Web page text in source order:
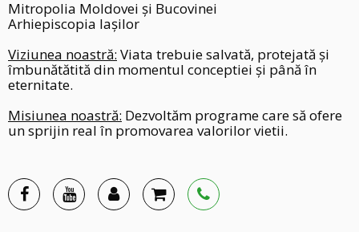
Mitropolia Moldovei și Bucovinei
Arhiepiscopia Iașilor
Viziunea noastră: Viata trebuie salvată, protejată și
îmbunătătită din momentul conceptiei și până în
eternitate.
Misiunea noastră: Dezvoltăm programe care să ofere
un sprijin real în promovarea valorilor vietii.